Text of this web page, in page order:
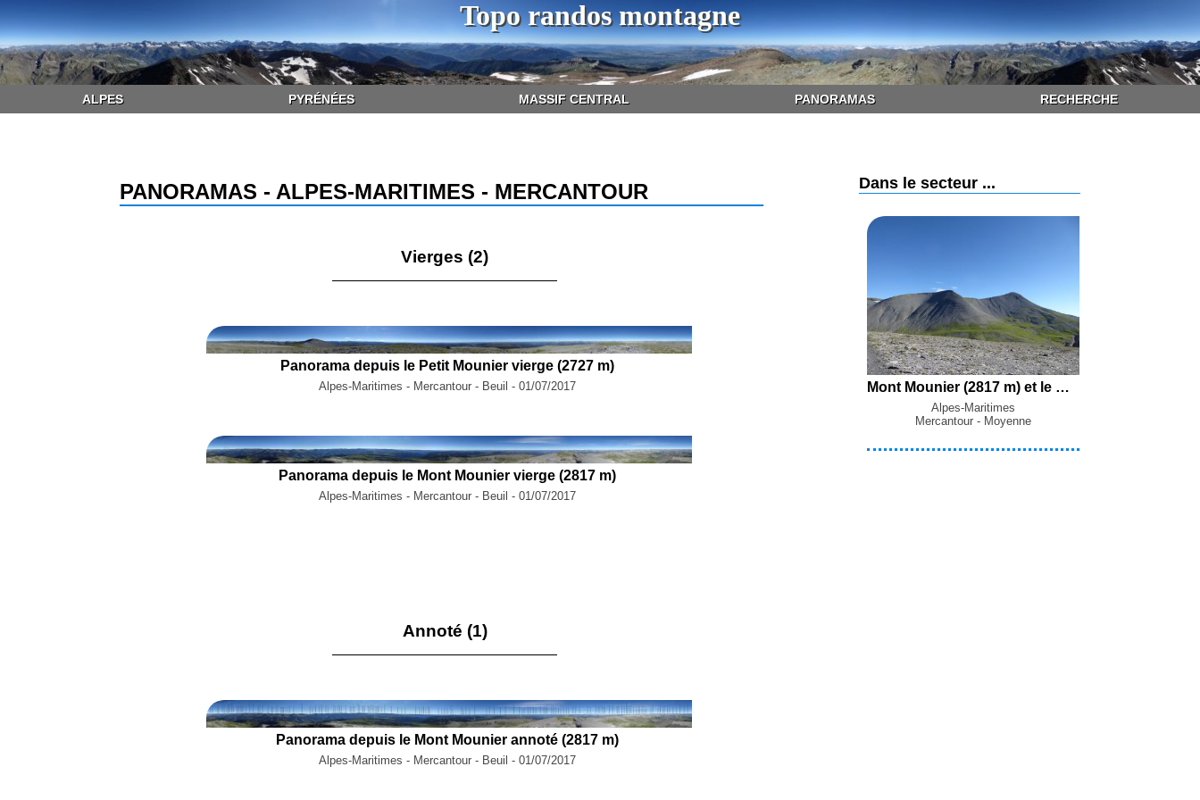
Topo randos montagne
ALPES PYRÉNÉES MASSIF CENTRAL PANORAMAS RECHERCHE
PANORAMAS - ALPES-MARITIMES - MERCANTOUR
Vierges (2)
Panorama depuis le Petit Mounier vierge (2727 m)
Alpes-Maritimes - Mercantour - Beuil - 01/07/2017
Panorama depuis le Mont Mounier vierge (2817 m)
Alpes-Maritimes - Mercantour - Beuil - 01/07/2017
Annoté (1)
Panorama depuis le Mont Mounier annoté (2817 m)
Alpes-Maritimes - Mercantour - Beuil - 01/07/2017
Dans le secteur ...
Mont Mounier (2817 m) et le Petit Mounier (2727 m) par la Crête du Mont Démant depuis la Cougne (Beuil)
Alpes-Maritimes
Mercantour - Moyenne